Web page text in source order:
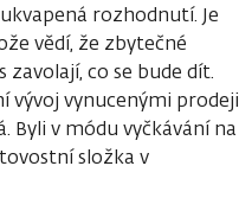
rozhodnutí. Je
vědí, že zbytečné
co se bude dít.
vývoj vynucenými prodeji
v módu vyčkávání na
složka v